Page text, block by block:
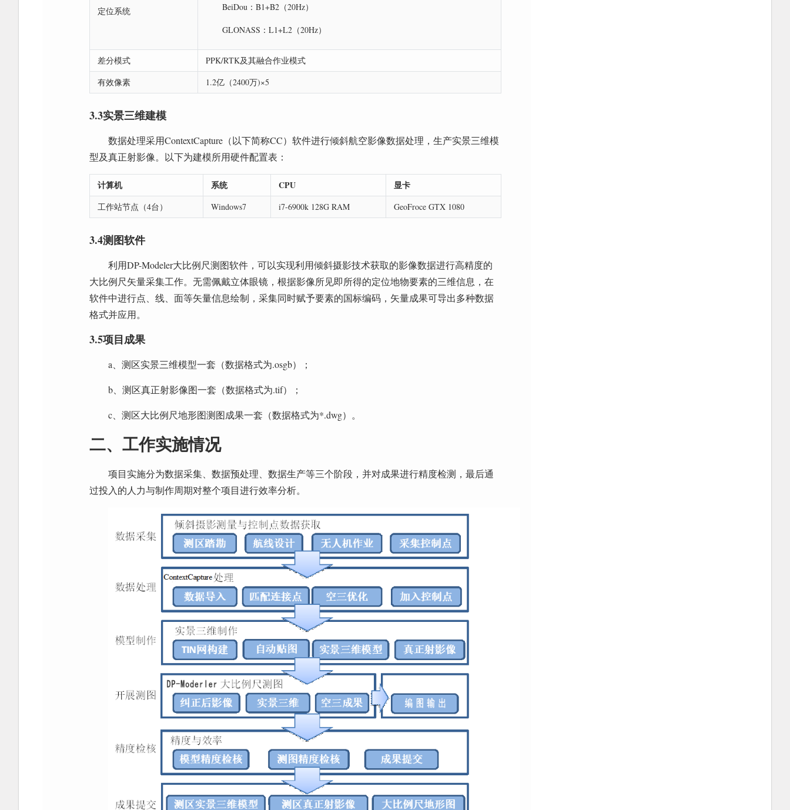
定位系统 BeiDou：B1+B2（20Hz）
GLONASS：L1+L2（20Hz）
差分模式
PPK/RTK及其融合作业模式
有效像素
1.2亿（2400万)×5
3.3实景三维建模
数据处理采用ContextCapture（以下简称CC）软件进行倾斜航空影像数据处理，生产实景三维模
型及真正射影像。以下为建模所用硬件配置表：
计算机 系统 CPU 显卡
工作站节点（4台） Windows7 i7-6900k 128G RAM GeoFroce GTX 1080
3.4测图软件
利用DP-Modeler大比例尺测图软件，可以实现利用倾斜摄影技术获取的影像数据进行高精度的
大比例尺矢量采集工作。无需佩戴立体眼镜，根据影像所见即所得的定位地物要素的三维信息，在
软件中进行点、线、面等矢量信息绘制，采集同时赋予要素的国标编码，矢量成果可导出多种数据
格式并应用。
3.5项目成果
a、测区实景三维模型一套（数据格式为.osgb）；
b、测区真正射影像图一套（数据格式为.tif）；
c、测区大比例尺地形图测图成果一套（数据格式为*.dwg）。
二、工作实施情况
项目实施分为数据采集、数据预处理、数据生产等三个阶段，并对成果进行精度检测，最后通
过投入的人力与制作周期对整个项目进行效率分析。